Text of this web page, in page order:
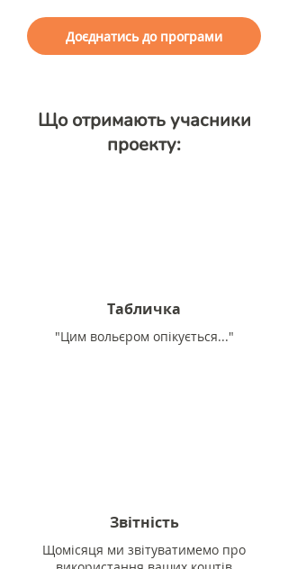
Доєднатись до програми
Що отримають учасники
проекту:
Табличка
"Цим вольєром опікується..."
Звітність
Щомісяця ми звітуватимемо про